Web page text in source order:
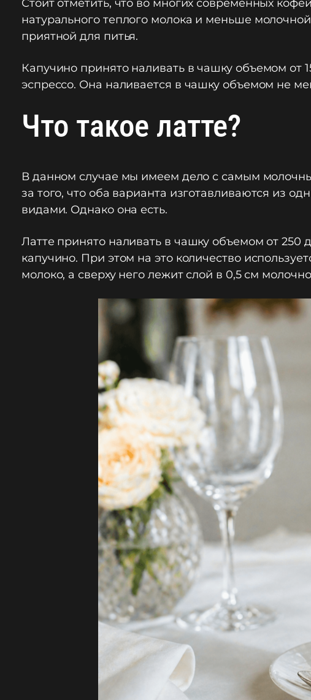
Стоит отметить, что во многих современных
натурального теплого молока и меньше
приятной для питья.
Капучино принято наливать в чашку объемом от
эспрессо. Она наливается в чашку объемом не
Что такое латте?
В данном случае мы имеем дело с самым
за того, что оба варианта изготавливаются из
видами. Однако она есть.
Латте принято наливать в чашку объемом от 250
капучино. При этом на это количество
молоко, а сверху него лежит слой в 0,5 см